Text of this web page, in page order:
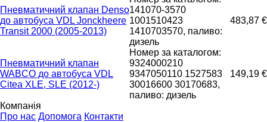
Пневматичний клапан Denso
до автобуса VDL Jonckheere
Transit 2000 (2005-2013)
141070-3570
1001510423
1410703570, паливо:
дизель
483,87 €
Пневматичний клапан
WABCO до автобуса VDL
Citea XLE, SLE (2012-)
Номер за каталогом:
9324000210
9347050110 1527583
30016600 30170683,
паливо: дизель
149,19 €
Компанія
Про нас Допомога Контакти